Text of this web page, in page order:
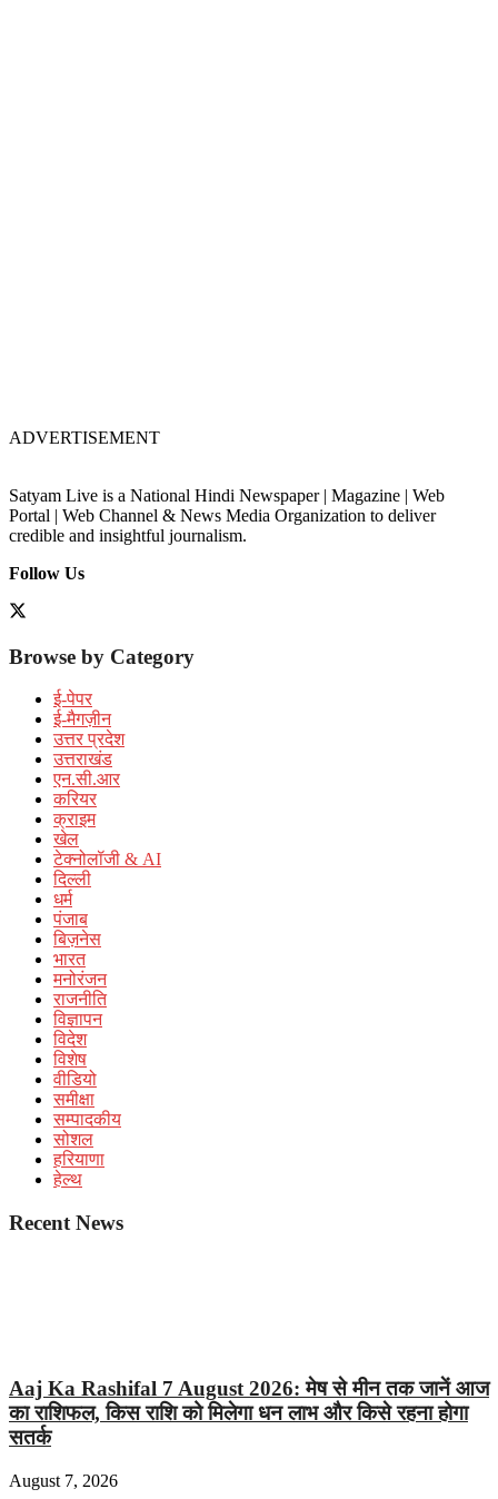
ADVERTISEMENT
Satyam Live is a National Hindi Newspaper | Magazine | Web
Portal | Web Channel & News Media Organization to deliver
credible and insightful journalism.
Follow Us
Browse by Category
ई-पेपर
ई-मैगज़ीन
उत्तर प्रदेश
उत्तराखंड
एन.सी.आर
करियर
क्राइम
खेल
टेक्नोलॉजी & AI
दिल्ली
धर्म
पंजाब
बिज़नेस
भारत
मनोरंजन
राजनीति
विज्ञापन
विदेश
विशेष
वीडियो
समीक्षा
सम्पादकीय
सोशल
हरियाणा
हेल्थ
Recent News
Aaj Ka Rashifal 7 August 2026: मेष से मीन तक जानें आज
का राशिफल, किस राशि को मिलेगा धन लाभ और किसे रहना होगा
सतर्क
August 7, 2026